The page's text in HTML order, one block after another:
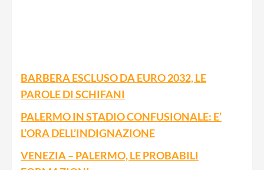
BARBERA ESCLUSO DA EURO 2032, LE
PAROLE DI SCHIFANI
PALERMO IN STADIO CONFUSIONALE: E’
L’ORA DELL’INDIGNAZIONE
VENEZIA – PALERMO, LE PROBABILI